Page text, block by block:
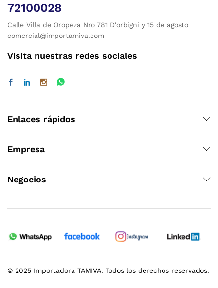
72100028
Calle Villa de Oropeza Nro 781 D'orbigni y 15 de agosto
comercial@importamiva.com
Visita nuestras redes sociales
Enlaces rápidos
Empresa
Negocios
© 2025 Importadora TAMIVA. Todos los derechos reservados.